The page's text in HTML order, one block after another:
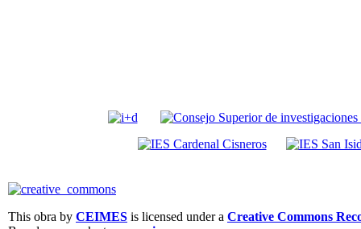
This obra by CEIMES is licensed under a Creative Commons